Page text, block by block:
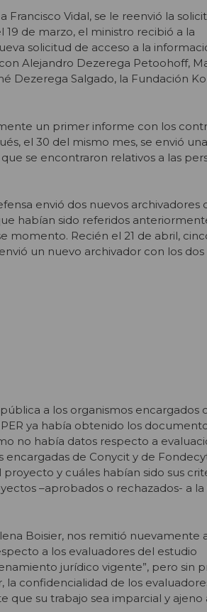
Vidal, se le reenvió la
de marzo, el ministro recibió a la
solicitud de acceso a la
Alejandro Dezerega Petoohoff,
Dezerega Salgado, la Fundación
un primer informe con los
el 30 del mismo mes, se envió una
se encontraron relativos a las
envió dos nuevos archivadores
habían sido referidos
momento. Recién el 21 de abril,
un nuevo archivador con los dos
a los organismos encargados
ya había obtenido los
no había datos respecto a
de Conycit y de
y cuáles habían sido sus
–aprobados o rechazados- a la
Boisier, nos remitió nuevamente
a los evaluadores del estudio
jurídico vigente”, pero sin
la confidencialidad de los
que su trabajo sea imparcial y ajeno